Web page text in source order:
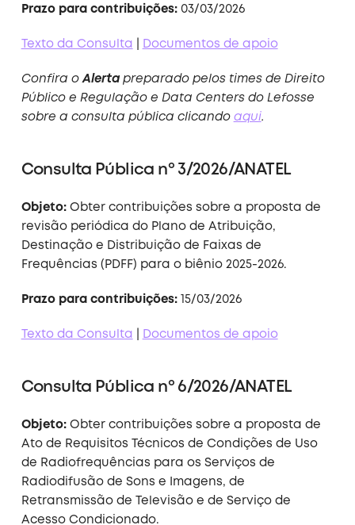
Prazo para contribuições:03/03/2026
Texto da Consulta Documentos de apoio
Confira oAlertapreparado pelos times de Direito
Público e Regulação e Data Centers do Lefosse
sobre a consulta pública clicando aqui.
Consulta Pública nº 3/2026/ANATEL
Objeto:Obter contribuições sobre a proposta de
revisão periódica do Plano de Atribuição,
Destinação e Distribuição de Faixas de
Frequências (PDFF) para o biênio 2025-2026.
Prazo para contribuições:15/03/2026
Texto da Consulta Documentos de apoio
Consulta Pública nº 6/2026/ANATEL
Objeto:Obter contribuições sobre a proposta de
Ato de Requisitos Técnicos de Condições de Uso
de Radiofrequências para os Serviços de
Radiodifusão de Sons e Imagens, de
Retransmissão de Televisão e de Serviço de
Acesso Condicionado.